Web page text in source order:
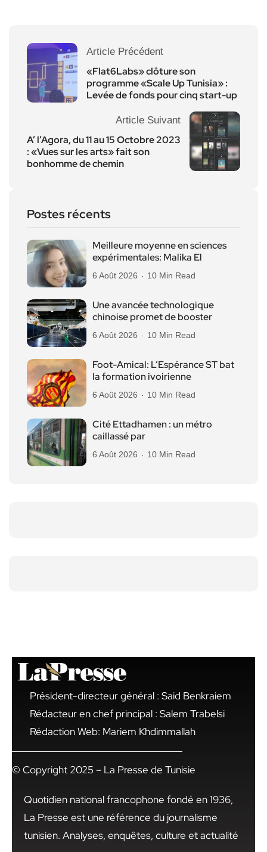
Article Précédent
«Flat6Labs» clôture son
programme «Scale Up Tunisia» :
Levée de fonds pour cinq start-up
Article Suivant
A’ l’Agora, du 11 au 15 Octobre 2023
: «Vues sur les arts» fait son
bonhomme de chemin
Postes récents
Meilleure moyenne en sciences
expérimentales: Malika El
6 Août 2026 10 Min Read
Une avancée technologique
chinoise promet de booster
6 Août 2026 10 Min Read
Foot-Amical: L’Espérance ST bat
la formation ivoirienne
6 Août 2026 10 Min Read
Cité Ettadhamen : un métro
caillassé par
6 Août 2026 10 Min Read
Président-directeur général : Said Benkraiem
Rédacteur en chef principal : Salem Trabelsi
Rédaction Web: Mariem Khdimmallah
© Copyright 2025 – La Presse de Tunisie
Quotidien national francophone fondé en 1936,
La Presse est une référence du journalisme
tunisien. Analyses, enquêtes, culture et actualité